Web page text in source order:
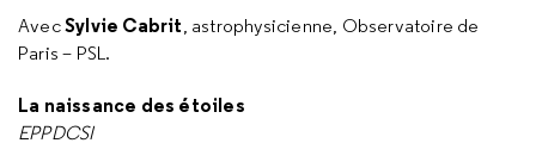
AvecSylvie Cabrit, astrophysicienne, Observatoire de
Paris – PSL.
La naissance des étoiles
EPPDCSI